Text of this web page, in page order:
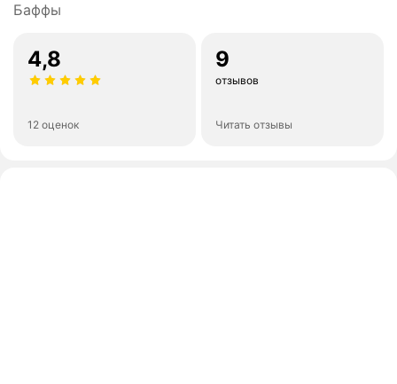
Баффы
4,8
12 оценок
9
отзывов
Читать отзывы